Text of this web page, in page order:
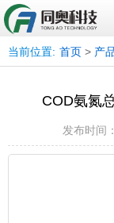
当前位置: 首页 > 产
COD氨氮
发布时间